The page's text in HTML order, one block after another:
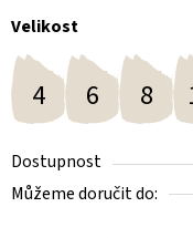
Velikost
4 6 8
Dostupnost
Můžeme doručit do: